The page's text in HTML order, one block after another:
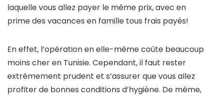
laquelle vous allez payer le même prix, avec en
prime des vacances en famille tous frais payés!
En effet, l’opération en elle-même coûte beaucoup
moins cher en Tunisie. Cependant, il faut rester
extrêmement prudent et s’assurer que vous allez
profiter de bonnes conditions d’hygiène. De même,